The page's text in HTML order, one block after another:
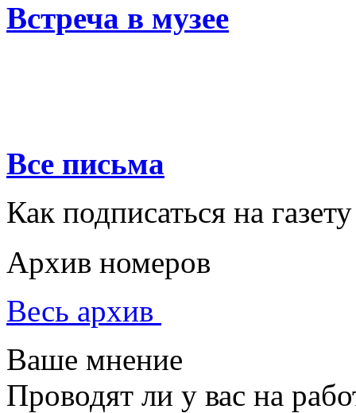
Встреча в музее
Все письма
Как подписаться на газету
Архив номеров
Весь архив
Ваше мнение
Проводят ли у вас на